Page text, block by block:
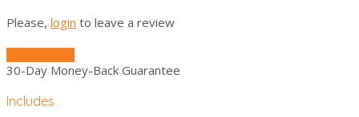
Please, login to leave a review
30-Day Money-Back Guarantee
Includes